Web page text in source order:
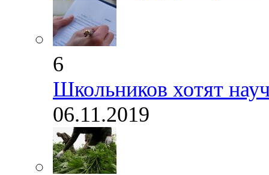
6
Школьников хотят
06.11.2019